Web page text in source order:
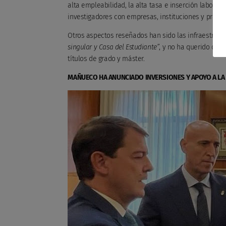
alta empleabilidad, la alta tasa e inserción laboral
investigadores con empresas, instituciones y
Otros aspectos reseñados han sido las
singular y Casa del Estudiante”, y no ha querido
títulos de grado y máster.
MAÑUECO HA ANUNCIADO INVERSIONES Y APOYO A